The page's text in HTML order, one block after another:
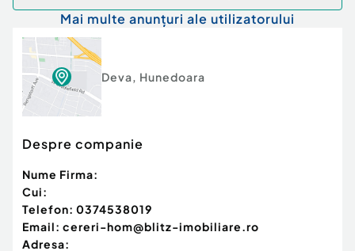
Mai multe anunțuri ale utilizatorului
Deva, Hunedoara
Despre companie
Nume Firma:
Cui:
Telefon: 0374538019
Email: cereri-hom@blitz-imobiliare.ro
Adresa: